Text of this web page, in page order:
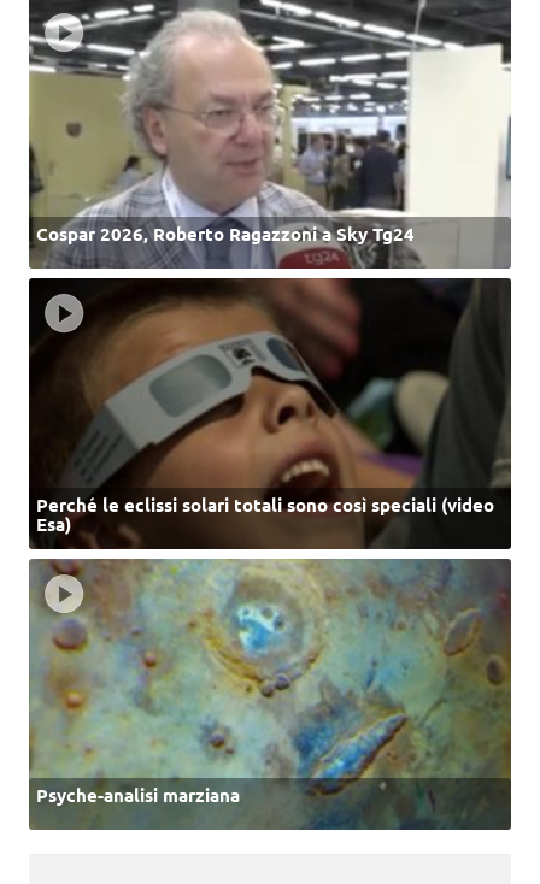
Cospar 2026, Roberto Ragazzoni a Sky Tg24
Perché le eclissi solari totali sono così speciali (video
Esa)
Psyche-analisi marziana